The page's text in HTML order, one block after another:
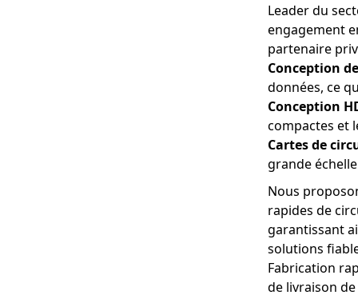
Leader du
engagement
partenaire
Conception
données, ce
Conception
compactes et
Cartes de
grande
Nous
rapides de
garantissant
solutions
Fabrication
de livraison
3. Serveurs
serveurs qui
garantissent
stockage des
4. Dispositifs